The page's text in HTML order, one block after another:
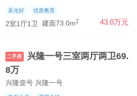
采光好 优质教育
2室1厅1卫 建面73.0m2 43.0万元
二手房
8万
兴隆壹号 兴隆一号